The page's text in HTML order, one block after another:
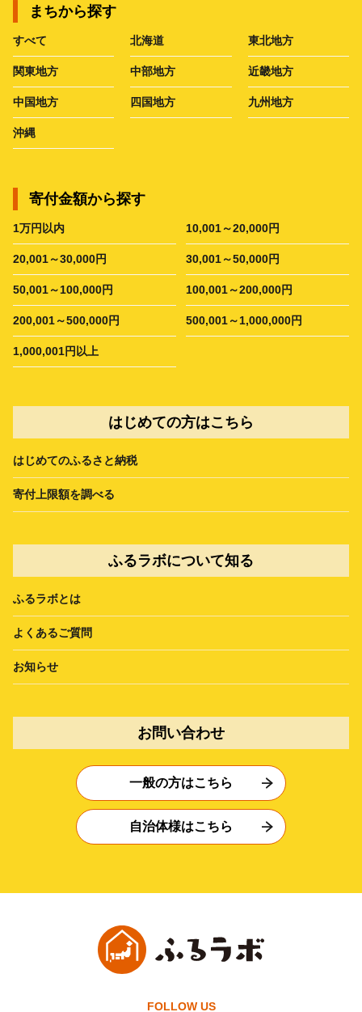
まちから探す
すべて 北海道 東北地方
関東地方 中部地方 近畿地方
中国地方 四国地方 九州地方
沖縄
寄付金額から探す
1万円以内 10,001～20,000円
20,001～30,000円 30,001～50,000円
50,001～100,000円 100,001～200,000円
200,001～500,000円 500,001～1,000,000円
1,000,001円以上
はじめての方はこちら
はじめてのふるさと納税
寄付上限額を調べる
ふるラボについて知る
ふるラボとは
よくあるご質問
お知らせ
お問い合わせ
一般の方はこちら
自治体様はこちら
FOLLOW US